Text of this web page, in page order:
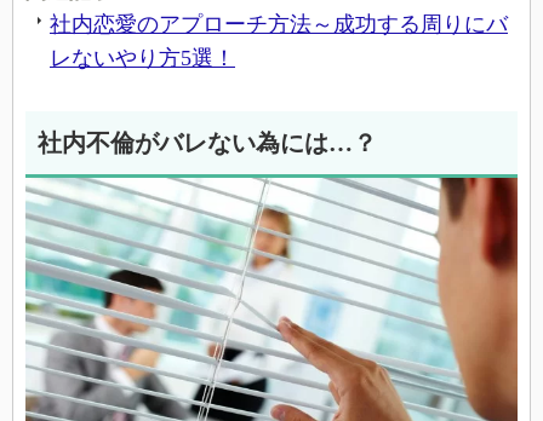
社内恋愛のアプローチ方法～成功する周りにバ
レないやり方5選！
社内不倫がバレない為には…？